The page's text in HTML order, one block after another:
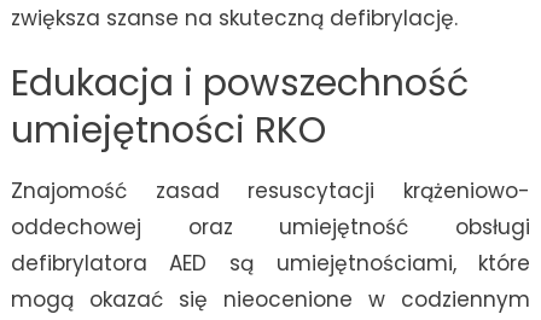
zwiększa szanse na skuteczną defibrylację.
Edukacja i powszechność
umiejętności RKO
Znajomość zasad resuscytacji krążeniowo-
oddechowej oraz umiejętność obsługi
defibrylatora AED są umiejętnościami, które
mogą okazać się nieocenione w codziennym